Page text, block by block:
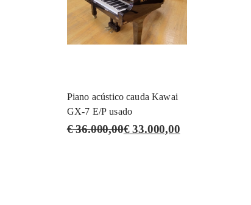
Piano acústico cauda Kawai
GX-7 E/P usado
€36.000,00€33.000,00